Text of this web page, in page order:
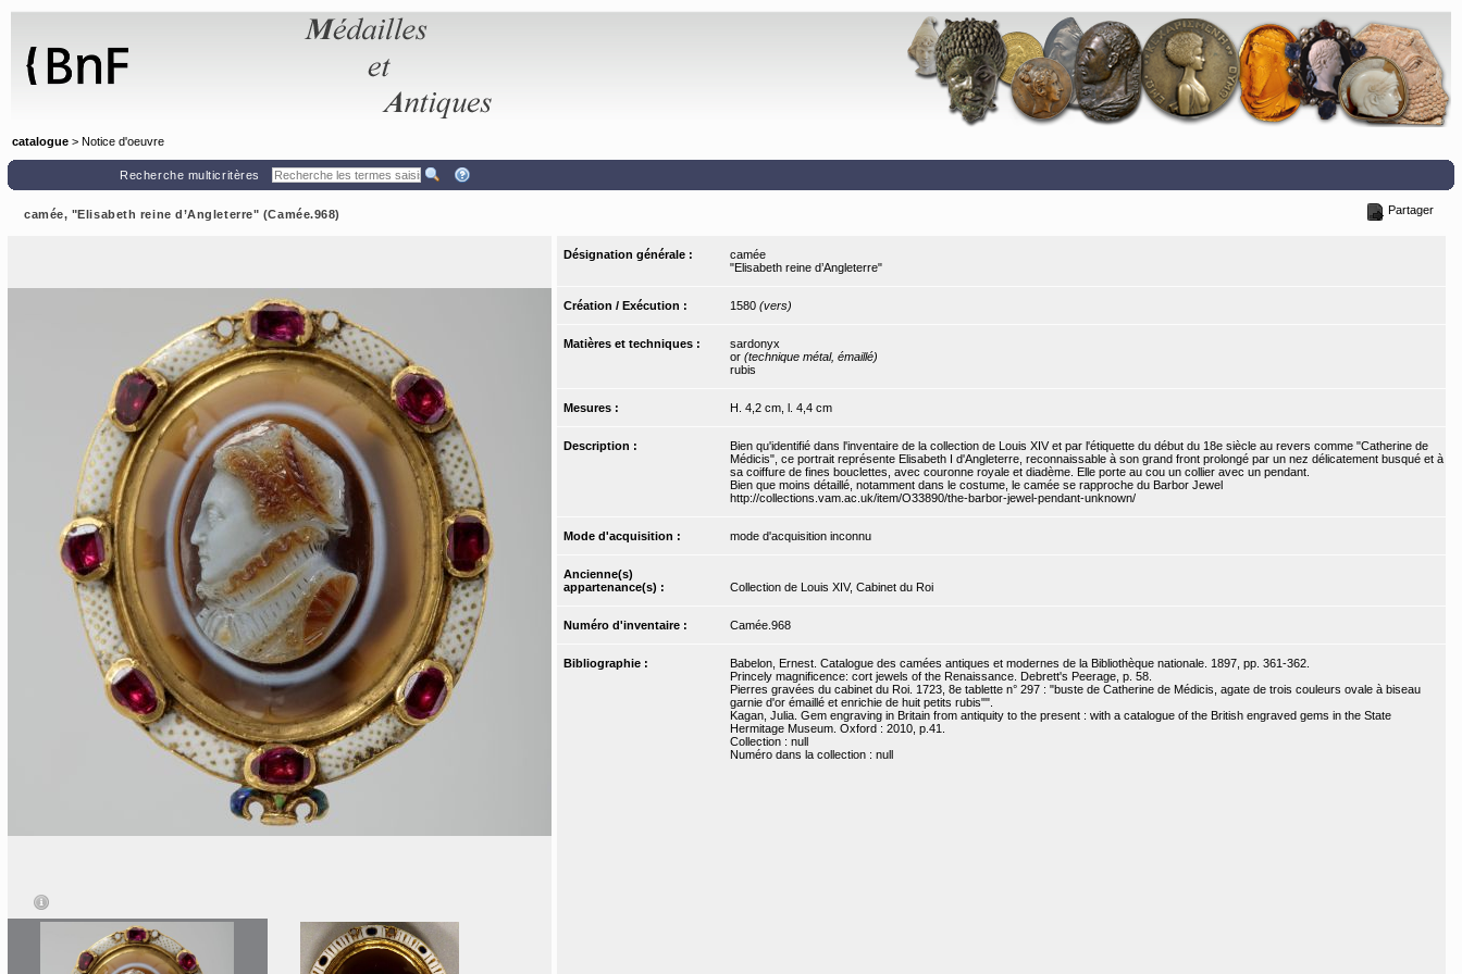
catalogue > Notice d'oeuvre
Recherche multicritères
camée, "Elisabeth reine d’Angleterre" (Camée.968) Partager
Désignation générale :
camée
"Elisabeth reine d’Angleterre"
Création / Exécution : 1580 (vers)
Matières et techniques :
sardonyx
or (technique métal, émaillé)
rubis
Mesures : H. 4,2 cm, l. 4,4 cm
Description :
Bien qu'identifié dans l'inventaire de la collection de Louis XIV et par l'étiquette du début du 18e siècle au revers comme "Catherine de
Médicis", ce portrait représente Elisabeth I d'Angleterre, reconnaissable à son grand front prolongé par un nez délicatement busqué et à
sa coiffure de fines bouclettes, avec couronne royale et diadème. Elle porte au cou un collier avec un pendant.
Bien que moins détaillé, notamment dans le costume, le camée se rapproche du Barbor Jewel
http://collections.vam.ac.uk/item/O33890/the-barbor-jewel-pendant-unknown/
Mode d'acquisition : mode d'acquisition inconnu
Ancienne(s)
appartenance(s) :
Collection de Louis XIV, Cabinet du Roi
Numéro d'inventaire : Camée.968
Bibliographie :
Babelon, Ernest. Catalogue des camées antiques et modernes de la Bibliothèque nationale. 1897, pp. 361-362.
Princely magnificence: cort jewels of the Renaissance. Debrett's Peerage, p. 58.
Pierres gravées du cabinet du Roi. 1723, 8e tablette n° 297 : "buste de Catherine de Médicis, agate de trois couleurs ovale à biseau
garnie d'or émaillé et enrichie de huit petits rubis"".
Kagan, Julia. Gem engraving in Britain from antiquity to the present : with a catalogue of the British engraved gems in the State
Hermitage Museum. Oxford : 2010, p.41.
Collection : null
Numéro dans la collection : null